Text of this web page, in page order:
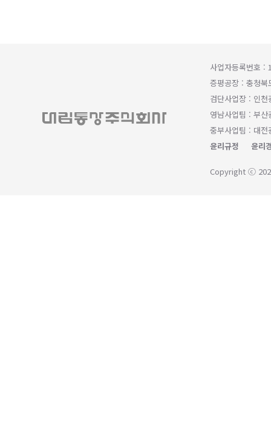
사업자등록번호 :
증평공장 : 충청
검단사업장 : 인
영남사업팀 : 부
중부사업팀 : 대
윤리규정
윤리
Copyright ⓒ